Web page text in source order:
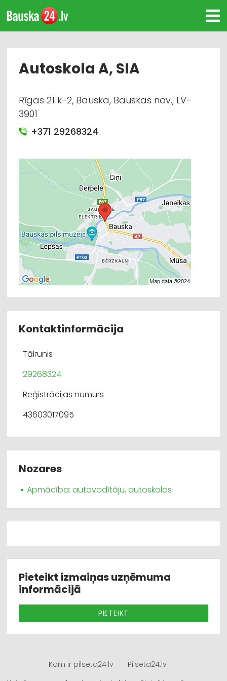
Autoskola A, SIA
Rīgas 21 k-2, Bauska, Bauskas nov., LV-
3901
+371 29268324
Kontaktinformācija
Tālrunis
29268324
Reģistrācijas numurs
43603017095
Nozares
Apmācība: autovadītāju, autoskolas
Pieteikt izmaiņas uzņēmuma
informācijā
PIETEIKT
Kam ir pilseta24.lv
Pilseta24.lv